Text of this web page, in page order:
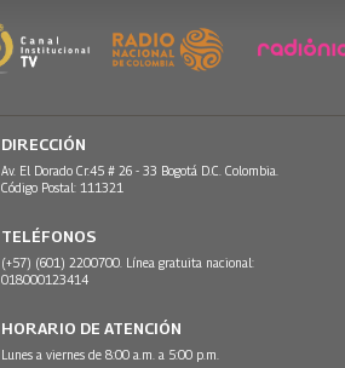
DIRECCIÓN
Av. El Dorado Cr.45 # 26 - 33 Bogotá D.C. Colombia.
Código Postal: 111321
TELÉFONOS
(+57) (601) 2200700. Línea gratuita nacional:
018000123414
HORARIO DE ATENCIÓN
Lunes a viernes de 8:00 a.m. a 5:00 p.m.